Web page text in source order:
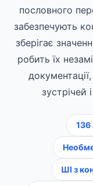
пословного
забезпечують
зберігає
робить їх
зустрічей
136
ШІ з